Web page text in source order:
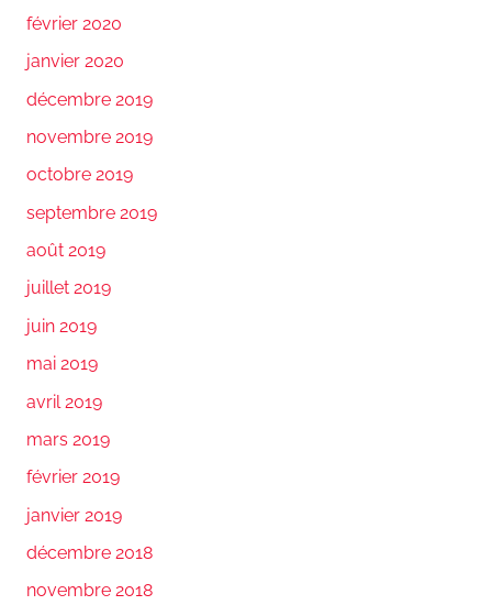
février 2020
janvier 2020
décembre 2019
novembre 2019
octobre 2019
septembre 2019
août 2019
juillet 2019
juin 2019
mai 2019
avril 2019
mars 2019
février 2019
janvier 2019
décembre 2018
novembre 2018